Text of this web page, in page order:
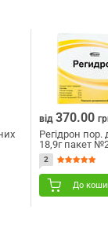
мл
від 370.00
Регідрон пор.
18,9г пакет
2
До